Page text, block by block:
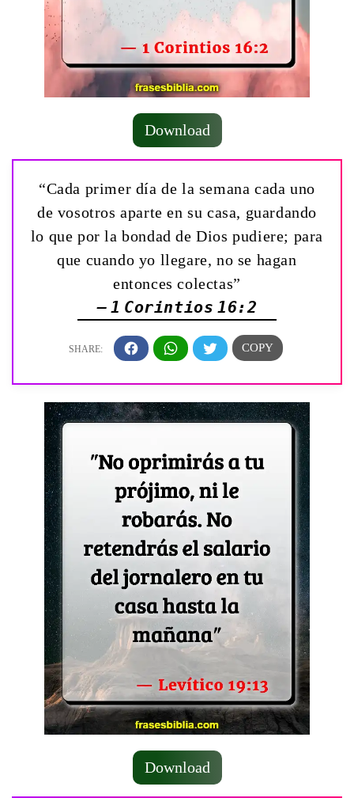
Download
“Cada primer día de la semana cada uno
de vosotros aparte en su casa, guardando
lo que por la bondad de Dios pudiere; para
que cuando yo llegare, no se hagan
entonces colectas”
— 1 Corintios 16:2
Download